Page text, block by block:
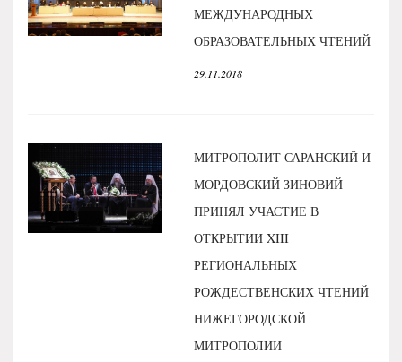
МЕЖДУНАРОДНЫХ
ОБРАЗОВАТЕЛЬНЫХ ЧТЕНИЙ
29.11.2018
МИТРОПОЛИТ САРАНСКИЙ И
МОРДОВСКИЙ ЗИНОВИЙ
ПРИНЯЛ УЧАСТИЕ В
ОТКРЫТИИ XIII
РЕГИОНАЛЬНЫХ
РОЖДЕСТВЕНСКИХ ЧТЕНИЙ
НИЖЕГОРОДСКОЙ
МИТРОПОЛИИ